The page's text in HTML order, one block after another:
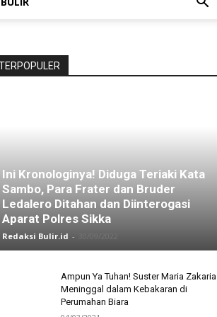
Ini Kronologinya! Diduga Teriaki Kata
Sambo, Para Frater dan Bruder
Ledalero Ditahan dan Diinterogasi
Aparat Polres Sikka
Redaksi Bulir.id -
Ampun Ya Tuhan! Suster Maria Zakaria
Meninggal dalam Kebakaran di
Perumahan Biara